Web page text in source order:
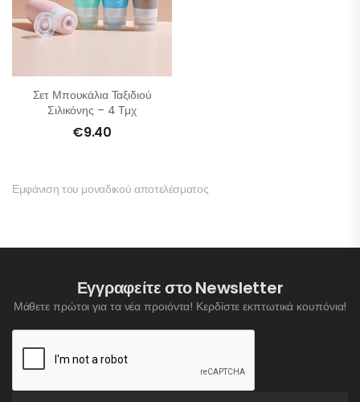
Σετ Μπουκάλια Ταξιδιού
Σιλικόνης – 4 Τμχ
€9.40
Εμφάνιση του μοναδικού αποτελέσματος
Εγγραφείτε στο Newsletter
Μάθετε πρώτοι για τα νέα προιόντα! Κερδίστε εκπτωτικά κουπόνια!